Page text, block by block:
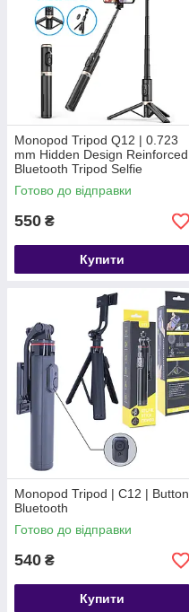
Monopod Tripod Q12 | 0.723
mm Hidden Design Reinforced
Bluetooth Tripod Selfie
Stick(Aluminium Alloy)
Готово до відправки
550 ₴
Купити
Monopod Tripod | C12 | Button
Bluetooth
Готово до відправки
540 ₴
Купити